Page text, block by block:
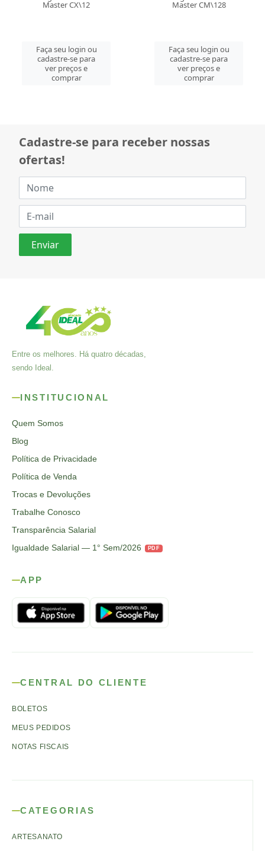
Master CX\12
Faça seu login ou
cadastre-se para
ver preços e
comprar
Master CM\128
Faça seu login ou
cadastre-se para
ver preços e
comprar
Cadastre-se para receber nossas
ofertas!
Entre os melhores. Há quatro décadas,
sendo Ideal.
INSTITUCIONAL
Quem Somos
Blog
Política de Privacidade
Política de Venda
Trocas e Devoluções
Trabalhe Conosco
Transparência Salarial
Igualdade Salarial — 1° Sem/2026
PDF
APP
CENTRAL DO CLIENTE
BOLETOS
MEUS PEDIDOS
NOTAS FISCAIS
CATEGORIAS
ARTESANATO